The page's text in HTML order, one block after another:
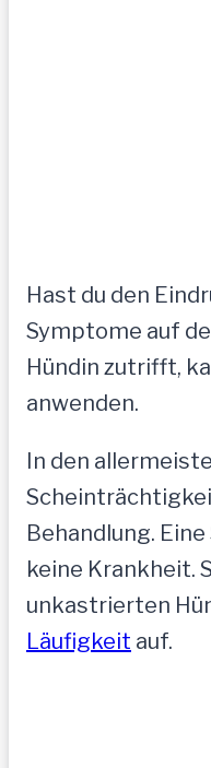
Hast du den
Symptome auf
Hündin zutrifft,
anwenden.
In den
Behandlung.
keine Krankheit.
unkastrierten
Läufigkeit auf.